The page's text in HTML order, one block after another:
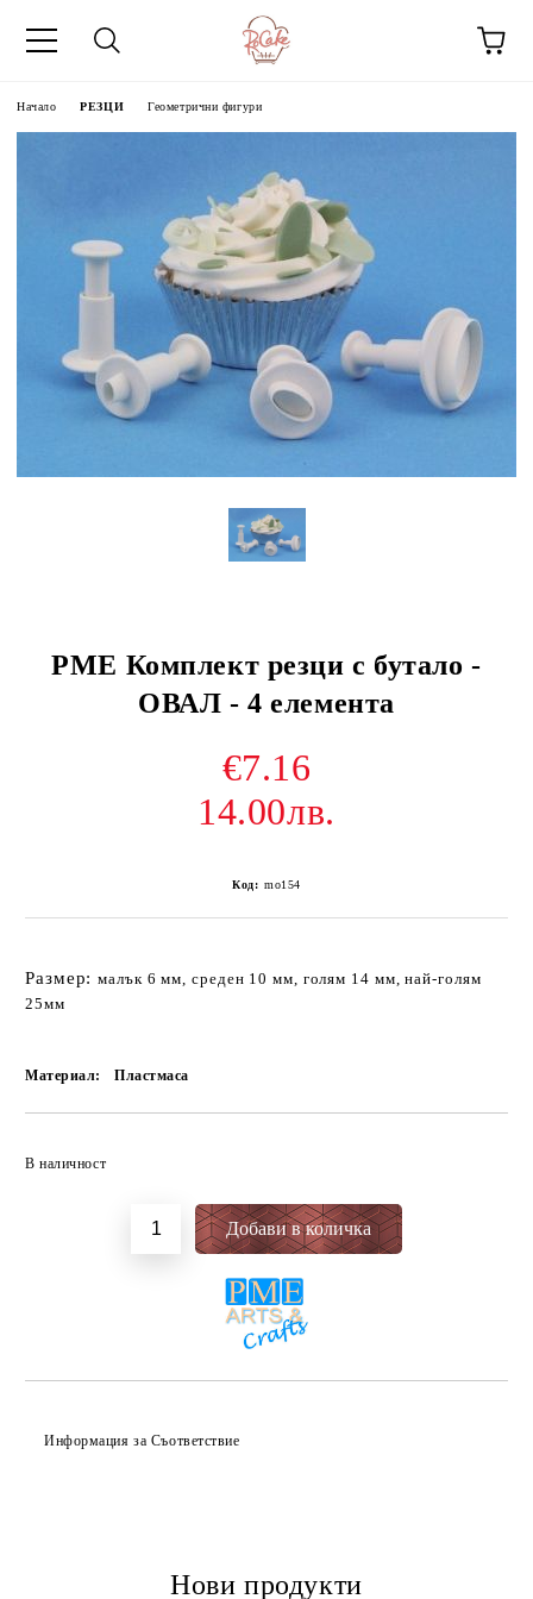
Начало РЕЗЦИ Геометрични фигури
PME Комплект резци с бутало -
ОВАЛ - 4 елемента
€7.16
14.00лв.
Код: mo154
Размер:малък 6 мм, среден 10 мм, голям 14 мм, най-голям
25мм
Материал: Пластмаса
В наличност
Информация за Съответствие
Нови продукти